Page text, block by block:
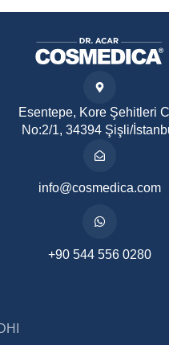
Esentepe, Kore Şehitleri
No:2/1, 34394 Şişli/
info@cosmedica.com
+90 544 556 0280